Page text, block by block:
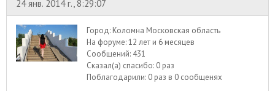
24 янв. 2014 г., 8:29:07
Город: Коломна Московская область
На форуме:12 лет и 6 месяцев
Сообщений: 431
Сказал(а) спасибо: 0 раз
Поблагодарили: 0 раз в 0 сообщенях